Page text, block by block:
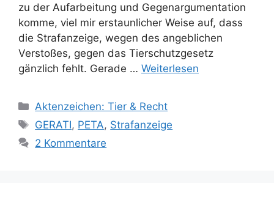
zu der Aufarbeitung und Gegenargumentation
komme, viel mir erstaunlicher Weise auf, dass
die Strafanzeige, wegen des angeblichen
Verstoßes, gegen das Tierschutzgesetz
gänzlich fehlt. Gerade … Weiterlesen
K
a
e
Aktenzeichen: Tier & Recht
S
c
GERATI, PETA, Strafanzeige
2 Kommentare